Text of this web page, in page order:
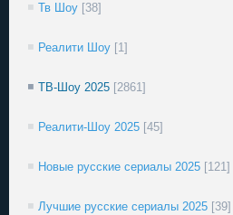
Тв Шоу [38]
Реалити Шоу [1]
ТВ-Шоу 2025 [2861]
Реалити-Шоу 2025 [45]
Новые русские сериалы 2025 [121]
Лучшие русские сериалы 2025 [39]